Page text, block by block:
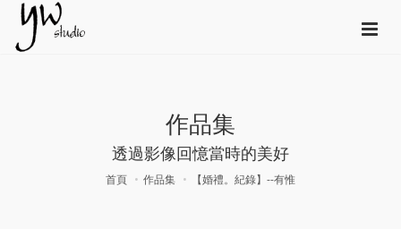
作品集
透過影像回憶當時的美好
首頁 作品集 【婚禮。紀錄】--有惟